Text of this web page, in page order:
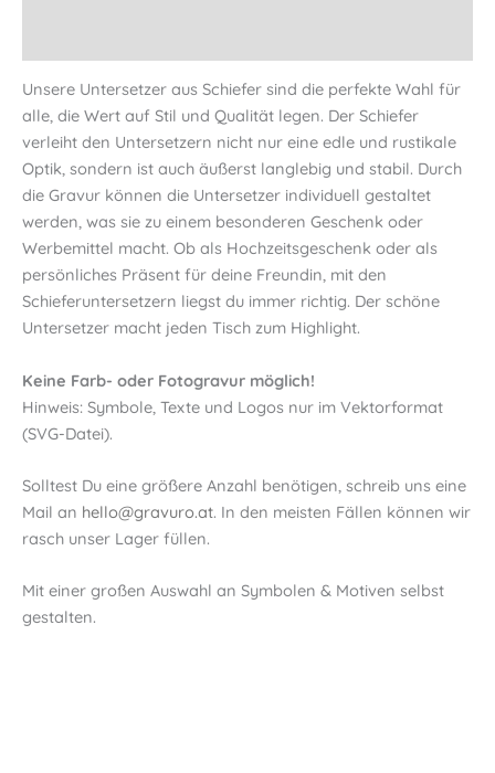
Unsere Untersetzer aus Schiefer sind die perfekte Wahl für
alle, die Wert auf Stil und Qualität legen. Der Schiefer
verleiht den Untersetzern nicht nur eine edle und rustikale
Optik, sondern ist auch äußerst langlebig und stabil. Durch
die Gravur können die Untersetzer individuell gestaltet
werden, was sie zu einem besonderen Geschenk oder
Werbemittel macht. Ob als Hochzeitsgeschenk oder als
persönliches Präsent für deine Freundin, mit den
Schieferuntersetzern liegst du immer richtig. Der schöne
Untersetzer macht jeden Tisch zum Highlight.
Keine Farb- oder Fotogravur möglich!
Hinweis: Symbole, Texte und Logos nur im Vektorformat
(SVG-Datei).
Solltest Du eine größere Anzahl benötigen, schreib uns eine
Mail an hello@gravuro.at. In den meisten Fällen können wir
rasch unser Lager füllen.
Mit einer großen Auswahl an Symbolen & Motiven selbst
gestalten.